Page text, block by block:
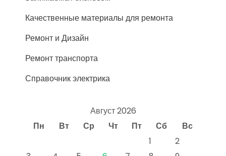
Качественные материалы для ремонта
Ремонт и Дизайн
Ремонт транспорта
Справочник электрика
Август 2026
Пн
Вт Ср Чт Пт Сб
Вс
1
2